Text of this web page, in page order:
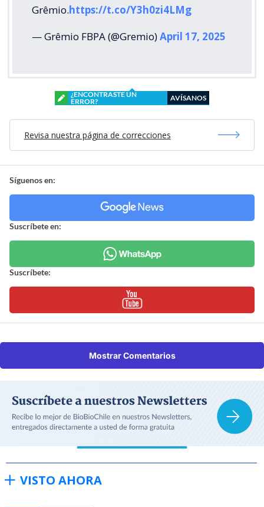
Grêmio.https://t.co/Y3h0zi4LMg
— Grêmio FBPA (@Gremio)April 17, 2025
¿ENCONTRASTE UN
ERROR?
AVÍSANOS
Revisa nuestra página de correcciones
Síguenos en:
Suscríbete en:
Suscríbete:
Mostrar Comentarios
VISTO AHORA